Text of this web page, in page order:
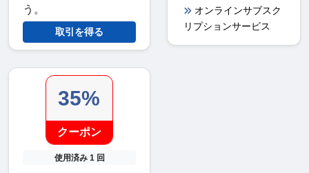
う。
取引を得る
35%
クーポン
使用済み 1 回
オンラインサブスク
リプションサービス